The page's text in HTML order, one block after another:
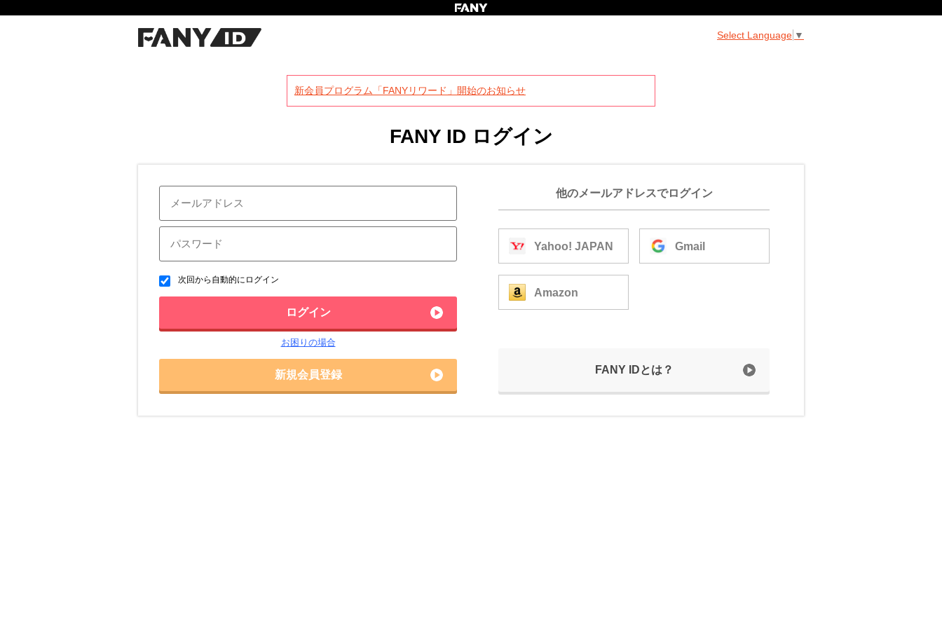
Select Language ▼
新会員プログラム「FANYリワード」開始のお知らせ
FANY ID ログイン
次回から自動的にログイン
ログイン
お困りの場合
新規会員登録
他のメールアドレスでログイン
Yahoo! JAPAN Gmail
Amazon
FANY IDとは？